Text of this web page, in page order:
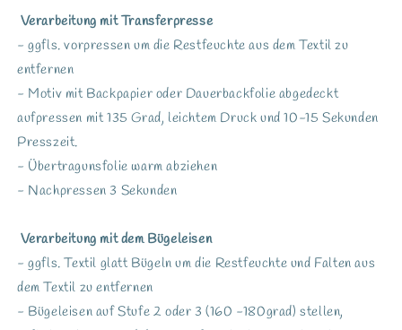
Verarbeitung mit Transferpresse
- ggfls. vorpressen um die Restfeuchte aus dem Textil zu
entfernen
- Motiv mit Backpapier oder Dauerbackfolie abgedeckt
aufpressen mit 135 Grad, leichtem Druck und 10-15 Sekunden
Presszeit.
- Übertragunsfolie warm abziehen
- Nachpressen 3 Sekunden
Verarbeitung mit dem Bügeleisen
- ggfls. Textil glatt Bügeln um die Restfeuchte und Falten aus
dem Textil zu entfernen
- Bügeleisen auf Stufe 2 oder 3 (160 -180grad) stellen,